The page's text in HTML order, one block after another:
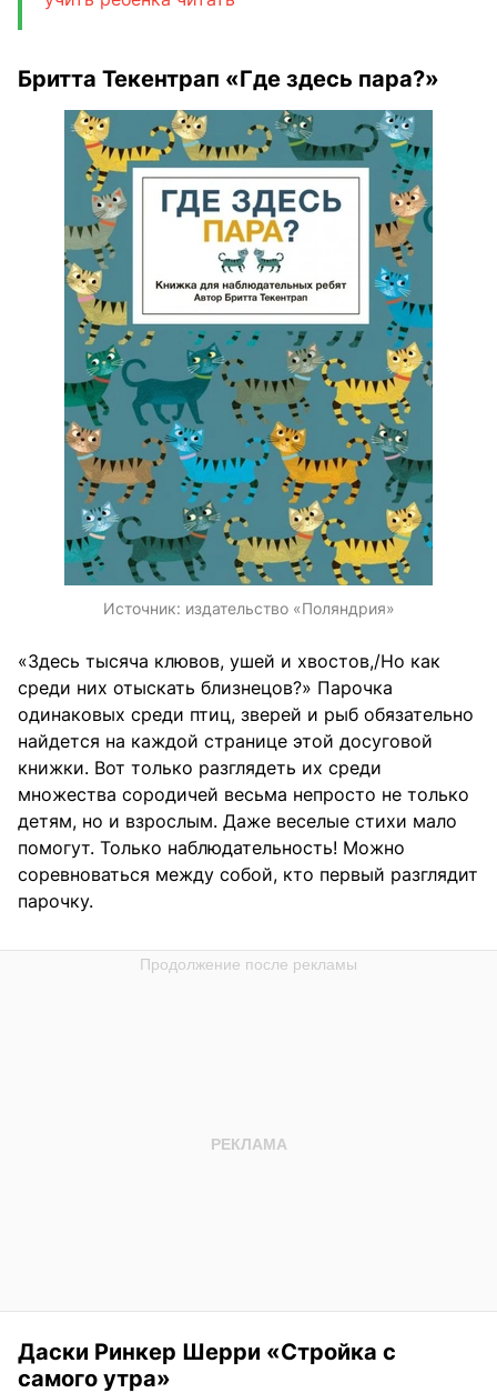
Бритта Текентрап «Где здесь пара?»
Источник: издательство «Поляндрия»
«Здесь тысяча клювов, ушей и хвостов,/Но как
среди них отыскать близнецов?» Парочка
одинаковых среди птиц, зверей и рыб обязательно
найдется на каждой странице этой досуговой
книжки. Вот только разглядеть их среди
множества сородичей весьма непросто не только
детям, но и взрослым. Даже веселые стихи мало
помогут. Только наблюдательность! Можно
соревноваться между собой, кто первый разглядит
парочку.
Даски Ринкер Шерри «Стройка с
самого утра»